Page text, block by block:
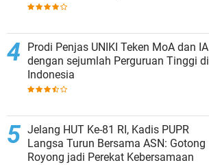
Prodi Penjas UNIKI Teken MoA dan IA
dengan sejumlah Perguruan Tinggi di
Indonesia
Jelang HUT Ke-81 RI, Kadis PUPR
Langsa Turun Bersama ASN: Gotong
Royong jadi Perekat Kebersamaan